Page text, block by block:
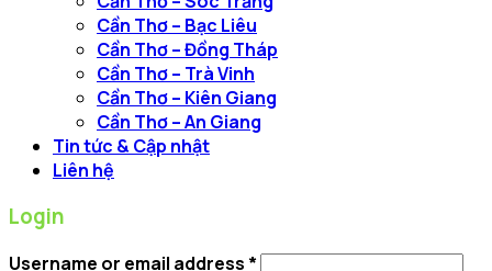
Cần Thơ – Bạc Liêu
Cần Thơ – Đồng Tháp
Cần Thơ – Trà Vinh
Cần Thơ – Kiên Giang
Cần Thơ – An Giang
Tin tức & Cập nhật
Liên hệ
Login
Username or email address *